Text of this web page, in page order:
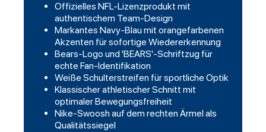
Offizielles NFL-Lizenzprodukt mit
authentischem Team-Design
Markantes Navy-Blau mit orangefarbenen
Akzenten für sofortige Wiedererkennung
Bears-Logo und 'BEARS'-Schriftzug für
echte Fan-Identifikation
Weiße Schulterstreifen für sportliche Optik
Klassischer athletischer Schnitt mit
optimaler Bewegungsfreiheit
Nike-Swoosh auf dem rechten Ärmel als
Qualitätssiegel